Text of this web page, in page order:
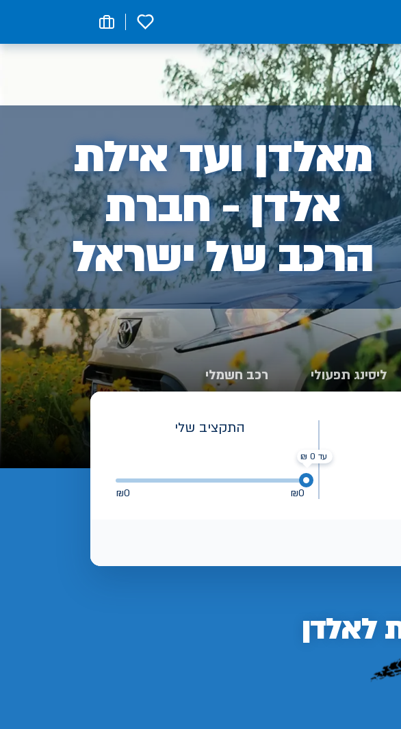
0
אלדן
-
מאלדן ועד אילת
אלדן - חברת
הרכב של ישראל
ליסינג תפעולי רכב חשמלי
התקציב שלי
₪0
₪0
לאלדן
עד 0 ₪